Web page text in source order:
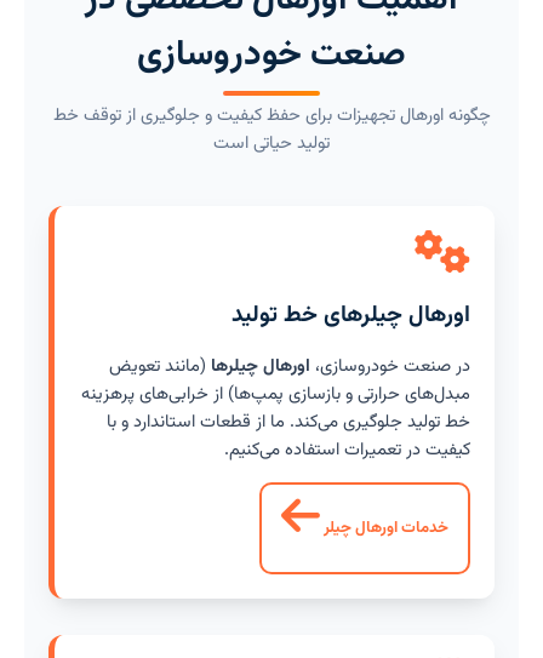
صنعت خودروسازی
چگونه اورهال تجهیزات برای حفظ کیفیت و جلوگیری از توقف خط
تولید حیاتی است
اورهال چیلرهای خط تولید
در صنعت خودروسازی، اورهال چیلرها (مانند تعویض
مبدل‌های حرارتی و بازسازی پمپ‌ها) از خرابی‌های پرهزینه
خط تولید جلوگیری می‌کند. ما از قطعات استاندارد و با
کیفیت در تعمیرات استفاده می‌کنیم.
خدمات اورهال چیلر